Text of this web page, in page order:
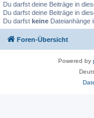
Du darfst deine Beiträge in
Du darfst deine Beiträge in
Du darfst keine Dateianhänge
Foren-Übersicht
Powered by